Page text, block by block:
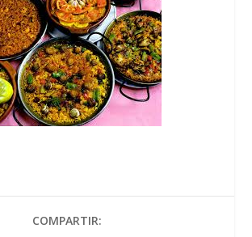
COMPARTIR: